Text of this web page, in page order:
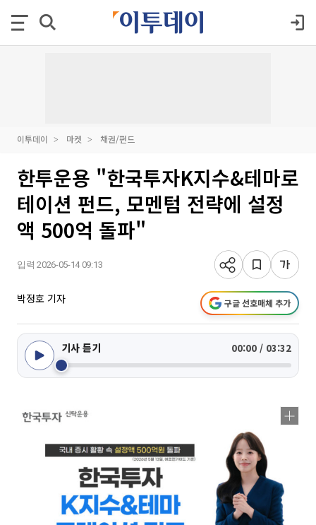
이투데이 마켓 채권/펀드
한투운용 "한국투자K지수&테마로
테이션 펀드, 모멘텀 전략에 설정
액 500억 돌파"
입력 2026-05-14 09:13
박정호 기자 구글 선호매체 추가
기사 듣기 00:00 / 03:32